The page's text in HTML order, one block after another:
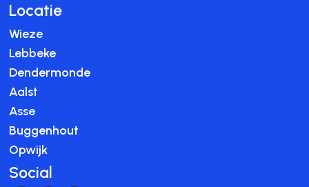
Locatie
Wieze
Lebbeke
Dendermonde
Aalst
Asse
Buggenhout
Opwijk
Social